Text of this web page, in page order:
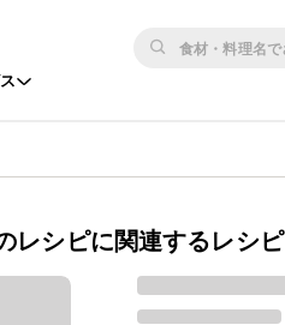
レシピに関連するレシピ